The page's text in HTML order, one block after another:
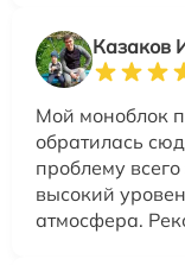
Казаков
Мой моноблок
обратилась
проблему
высокий
атмосфера.